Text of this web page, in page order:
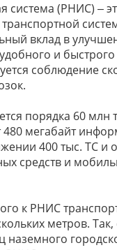
(РНИС) ‒
вклад в
и
соблюдение
порядка 60 млн
480 мегабайт
400 тыс. ТС и
средств и
к РНИС
метров.